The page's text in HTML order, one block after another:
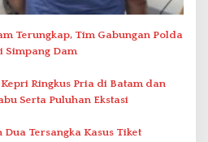
Terungkap, Tim Gabungan Polda
Simpang Dam
Ringkus Pria di Batam dan
Serta Puluhan Ekstasi
Tersangka Kasus Tiket